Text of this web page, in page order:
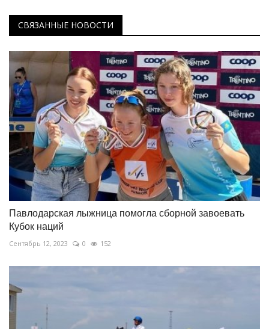
СВЯЗАННЫЕ НОВОСТИ
Павлодарская лыжница помогла сборной завоевать
Кубок наций
Сентябрь 12, 2023 0 152